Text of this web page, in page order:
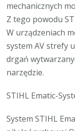
mechanicznych
Z tego powodu
W urządzeniach
system AV strefy
drgań
narzędzie.
STIHL Ematic-
System STIHL